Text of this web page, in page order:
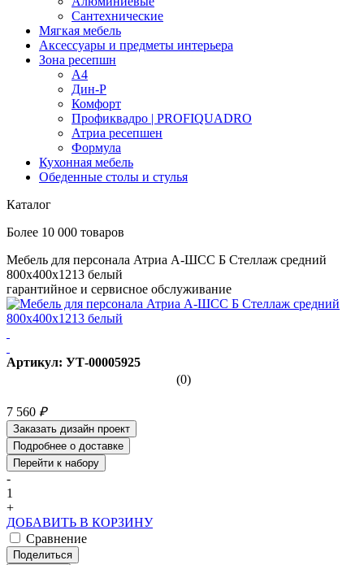
Сантехнические
Мягкая мебель
Аксессуары и предметы интерьера
Зона ресепшн
А4
Дин-Р
Комфорт
Профиквадро | PROFIQUADRO
Атриа ресепшен
Формула
Кухонная мебель
Обеденные столы и стулья
Каталог
Более 10 000 товаров
Мебель для персонала Атриа А-ШСС Б Стеллаж средний
800х400х1213 белый
гарантийное и сервисное обслуживание
Артикул: УТ-00005925
(0)
7 560 ₽
Заказать дизайн проект
Подробнее о доставке
Перейти к набору
-
1
+
ДОБАВИТЬ В КОРЗИНУ
Сравнение
Поделиться